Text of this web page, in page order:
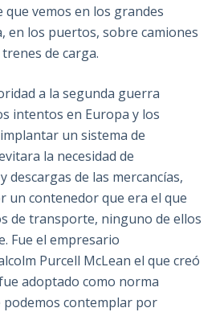
que vemos en los grandes
en los puertos, sobre camiones
de carga.
a la segunda guerra
intentos en Europa y los
un sistema de
la necesidad de
descargas de las mercancías,
un contenedor que era el que
de transporte, ninguno de ellos
Fue el empresario
Purcell McLean el que creó
adoptado como norma
contemplar por